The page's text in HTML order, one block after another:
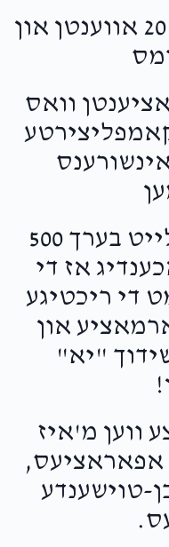
• אפגעהאלטן איבער 20 אווענטן און
וואס
• געהאלפן און באגלייט בערך 500
אז די
די ריכטיגע
און
"יא"
ווען מ'איז
אפאראציעס,
טוישענדע